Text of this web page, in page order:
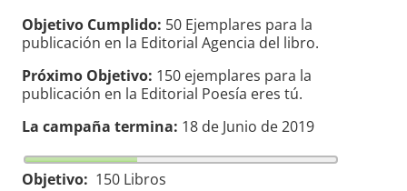
Objetivo Cumplido: 50 Ejemplares para la
publicación en la Editorial Agencia del libro.
Próximo Objetivo: 150 ejemplares para la
publicación en la Editorial Poesía eres tú.
La campaña termina: 18 de Junio de 2019
Objetivo: 150 Libros